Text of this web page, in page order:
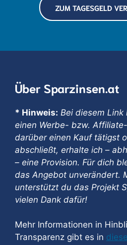
ZUM TAGESGELD
Über Sparzinsen.at
* Hinweis: Bei diesem
einen Werbe- bzw.
darüber einen Kauf tätigst
abschließt, erhalte ich –
– eine Provision. Für dich
das Angebot unverändert.
unterstützt du das Projekt
vielen Dank dafür!
Mehr Informationen in
Transparenz gibt es in